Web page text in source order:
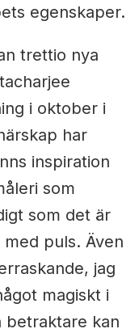
egenskaper.
trettio nya
i oktober i
har
inspiration
som
som det är
puls. Även
jag
magiskt i
betraktare kan